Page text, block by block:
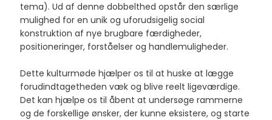
tema). Ud af denne dobbelthed opstår den særlige
mulighed for en unik og uforudsigelig social
konstruktion af nye brugbare færdigheder,
positioneringer, forståelser og handlemuligheder.
Dette kulturmøde hjælper os til at huske at lægge
forudindtagetheden væk og blive reelt ligeværdige.
Det kan hjælpe os til åbent at undersøge rammerne
og de forskellige ønsker, der kunne eksistere, og starte